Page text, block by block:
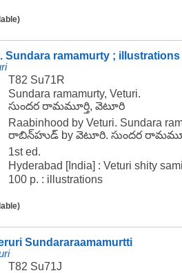
Sundara ramamurty ;
T82 Su71R
Sundara ramamurty, Veturi.
సుందర రామమూర్తి, వెటూరి
Raabinhood by Veturi. Sundara
రాబిన్‌హుడ్ by వెటూరి. సుందర
1st ed.
Hyderabad [India] : Veturi shity
100 p. : illustrations
Sundararaamamurtti
T82 Su71J